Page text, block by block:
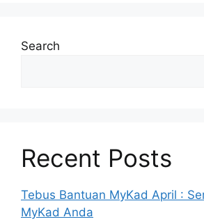
Search
Recent Posts
Tebus Bantuan MyKad April :
MyKad Anda